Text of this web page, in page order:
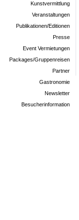
Kunstvermittlung
Veranstaltungen
Publikationen/Editionen
Presse
Event Vermietungen
Packages/Gruppenreisen
Partner
Gastronomie
Newsletter
Besucherinformation